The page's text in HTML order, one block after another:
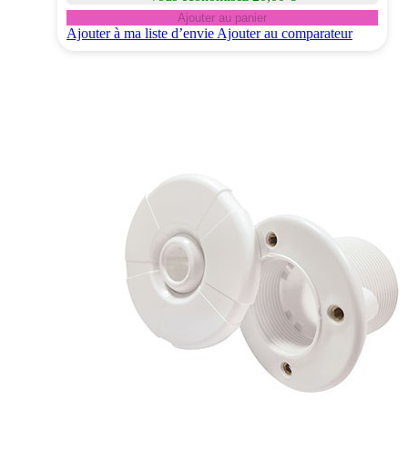
Ajouter au panier
Ajouter à ma liste d’envie Ajouter au comparateur